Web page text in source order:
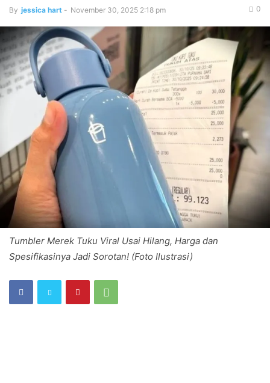
By jessica hart - November 30, 2025 2:18 pm 0
Tumbler Merek Tuku Viral Usai Hilang, Harga dan
Spesifikasinya Jadi Sorotan! (Foto Ilustrasi)